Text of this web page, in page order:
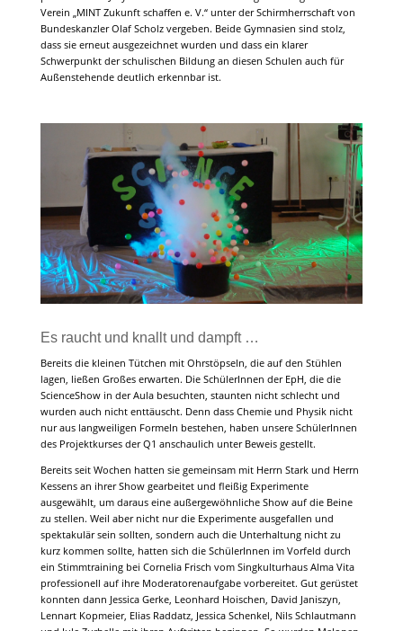
Verein „MINT Zukunft schaffen e. V.“ unter der Schirmherrschaft von
Bundeskanzler Olaf Scholz vergeben. Beide Gymnasien sind stolz,
dass sie erneut ausgezeichnet wurden und dass ein klarer
Schwerpunkt der schulischen Bildung an diesen Schulen auch für
Außenstehende deutlich erkennbar ist.
Es raucht und knallt und dampft …
Bereits die kleinen Tütchen mit Ohrstöpseln, die auf den Stühlen
lagen, ließen Großes erwarten. Die SchülerInnen der EpH, die die
ScienceShow in der Aula besuchten, staunten nicht schlecht und
wurden auch nicht enttäuscht. Denn dass Chemie und Physik nicht
nur aus langweiligen Formeln bestehen, haben unsere SchülerInnen
des Projektkurses der Q1 anschaulich unter Beweis gestellt.
Bereits seit Wochen hatten sie gemeinsam mit Herrn Stark und Herrn
Kessens an ihrer Show gearbeitet und fleißig Experimente
ausgewählt, um daraus eine außergewöhnliche Show auf die Beine
zu stellen. Weil aber nicht nur die Experimente ausgefallen und
spektakulär sein sollten, sondern auch die Unterhaltung nicht zu
kurz kommen sollte, hatten sich die SchülerInnen im Vorfeld durch
ein Stimmtraining bei Cornelia Frisch vom Singkulturhaus Alma Vita
professionell auf ihre Moderatorenaufgabe vorbereitet. Gut gerüstet
konnten dann Jessica Gerke, Leonhard Hoischen, David Janiszyn,
Lennart Kopmeier, Elias Raddatz, Jessica Schenkel, Nils Schlautmann